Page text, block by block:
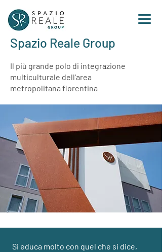
Spazio Reale Group
Il più grande polo di integrazione
multiculturale dell'area
metropolitana fiorentina
Si educa molto con quel che si dice,